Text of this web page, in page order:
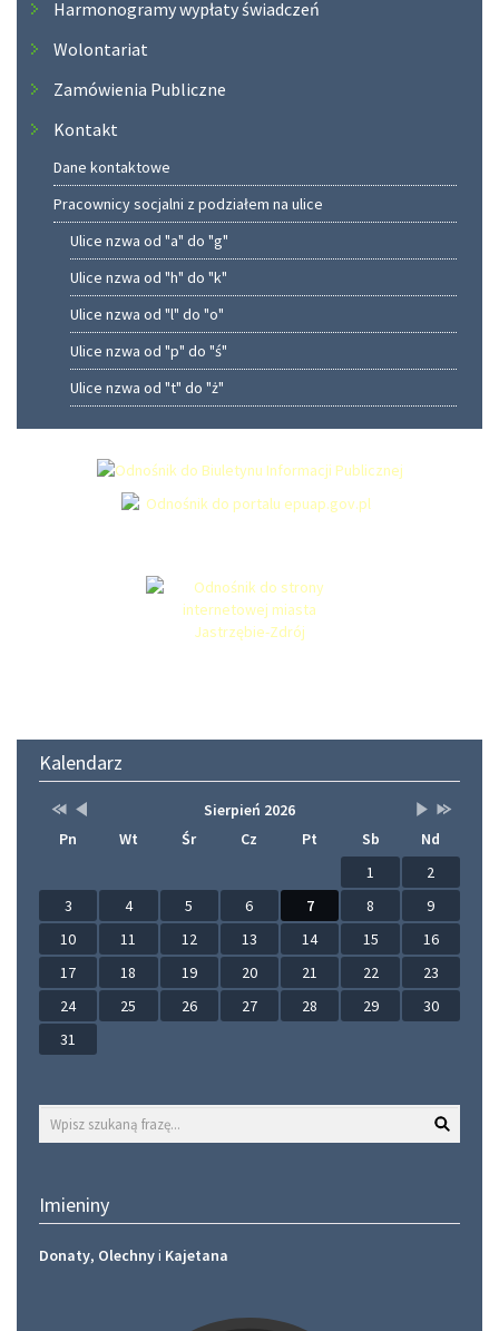
Harmonogramy wypłaty świadczeń
Wolontariat
Zamówienia Publiczne
Kontakt
Dane kontaktowe
Pracownicy socjalni z podziałem na ulice
Ulice nzwa od "a" do "g"
Ulice nzwa od "h" do "k"
Ulice nzwa od "l" do "o"
Ulice nzwa od "p" do "ś"
Ulice nzwa od "t" do "ż"
Kalendarz
Lista
wydarzeń
Sierpień 2026Brak
w
Przestaw
na
Przestaw
na
Przestaw
na
Wrzesień
2026
Przestaw
na
Sierpień
2027
Pn Wt Śr Cz Pt Sb
Nd
1
2
3
4 5 6 7 8
9
10
11 12 13 14 15
16
17
18 19 20 21 22
23
24
25 26 27 28 29
30
31
Wyszukaj
Imieniny
Donaty, Olechnyi Kajetana